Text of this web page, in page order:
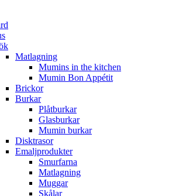
Matlagning
Mumins in the kitchen
Mumin Bon Appétit
Brickor
Burkar
Plåtburkar
Glasburkar
Mumin burkar
Disktrasor
Emaljprodukter
Smurfarna
Matlagning
Muggar
Skålar